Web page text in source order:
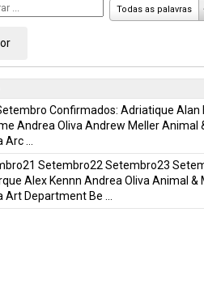
Todas as palavras
Confirmados: Adriatique Alan
Andrea Oliva Andrew Meller Animal
...
Setembro22 Setembro23
Alex Kennn Andrea Oliva Animal &
Art Department Be ...